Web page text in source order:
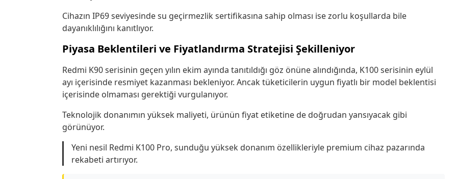
Cihazın IP69 seviyesinde su geçirmezlik sertifikasına sahip olması ise zorlu koşullarda bile
dayanıklılığını kanıtlıyor.
Piyasa Beklentileri ve Fiyatlandırma Stratejisi Şekilleniyor
Redmi K90 serisinin geçen yılın ekim ayında tanıtıldığı göz önüne alındığında, K100 serisinin eylül
ayı içerisinde resmiyet kazanması bekleniyor. Ancak tüketicilerin uygun fiyatlı bir model beklentisi
içerisinde olmaması gerektiği vurgulanıyor.
Teknolojik donanımın yüksek maliyeti, ürünün fiyat etiketine de doğrudan yansıyacak gibi
görünüyor.
Yeni nesil Redmi K100 Pro, sunduğu yüksek donanım özellikleriyle premium cihaz pazarında
rekabeti artırıyor.